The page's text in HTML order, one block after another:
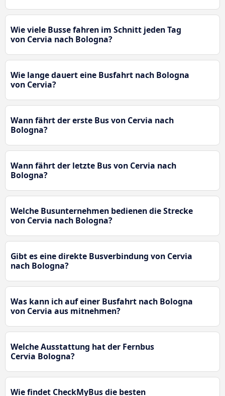
Wie viele Busse fahren im Schnitt jeden Tag
von Cervia nach Bologna?
Wie lange dauert eine Busfahrt nach Bologna
von Cervia?
Wann fährt der erste Bus von Cervia nach
Bologna?
Wann fährt der letzte Bus von Cervia nach
Bologna?
Welche Busunternehmen bedienen die Strecke
von Cervia nach Bologna?
Gibt es eine direkte Busverbindung von Cervia
nach Bologna?
Was kann ich auf einer Busfahrt nach Bologna
von Cervia aus mitnehmen?
Welche Ausstattung hat der Fernbus
Cervia Bologna?
Wie findet CheckMyBus die besten